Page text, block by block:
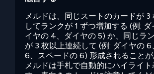
メルドは、同じスートのカードが 3
してランクが 1 ずつ増加する (例:
イヤの 4、ダイヤの 5) か、同じラ
が 3 枚以上連続して (例: ダイヤの
6、スペードの 6) 形成されることが
メルドは手札で自動的にハイライト